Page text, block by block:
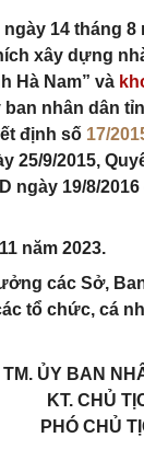
ngày 14 tháng 8
xây dựng
Hà Nam” và
ban nhân dân
định số 17/
25/9/2015,
ngày 19/8/
năm 2023.
các Sở,
tổ chức, cá
TM. ỦY BAN
KT. CHỦ
PHÓ CHỦ